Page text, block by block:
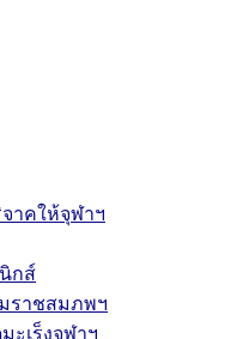
าคให้จุฬาฯ
กส์
ราชสมภพฯ
เร็งจุฬาฯ